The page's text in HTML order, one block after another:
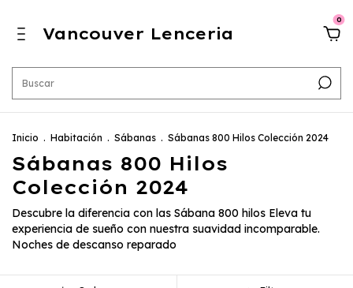
Vancouver Lenceria
0
Inicio . Habitación . Sábanas . Sábanas 800 Hilos Colección 2024
Sábanas 800 Hilos
Colección 2024
Descubre la diferencia con las Sábana 800 hilos Eleva tu
experiencia de sueño con nuestra suavidad incomparable.
Noches de descanso reparado